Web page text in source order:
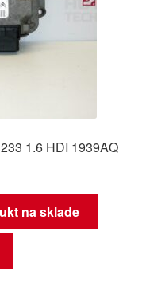
1.6 HDI 1939AQ
na sklade